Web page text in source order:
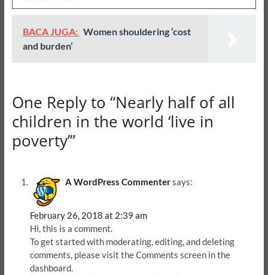
BACA JUGA: Women shouldering ‘cost
and burden’
One Reply to “Nearly half of all
children in the world ‘live in
poverty’”
A WordPress Commentersays:
February 26, 2018 at 2:39 am
Hi, this is a comment.
To get started with moderating, editing, and deleting
comments, please visit the Comments screen in the
dashboard.